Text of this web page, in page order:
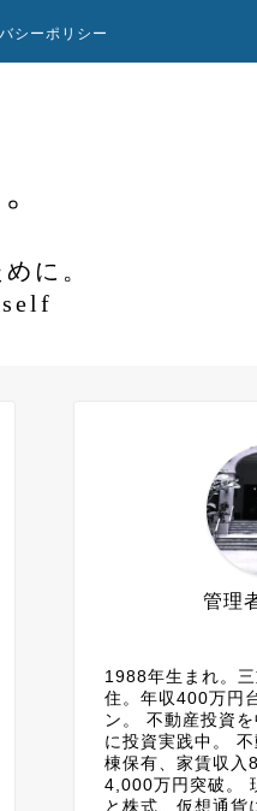
シーポリシー
に。
管理
1988年生まれ。
住。年収400万円
ン。 不動産投資
に投資実践中。
棟保有、家賃収入
4,000万円突破。
と株式、仮想通貨